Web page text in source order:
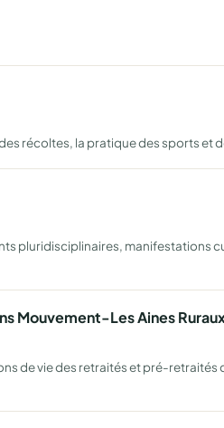
récoltes, la pratique des sports et
pluridisciplinaires, manifestations
Mouvement-Les Aines
de vie des retraités et pré-